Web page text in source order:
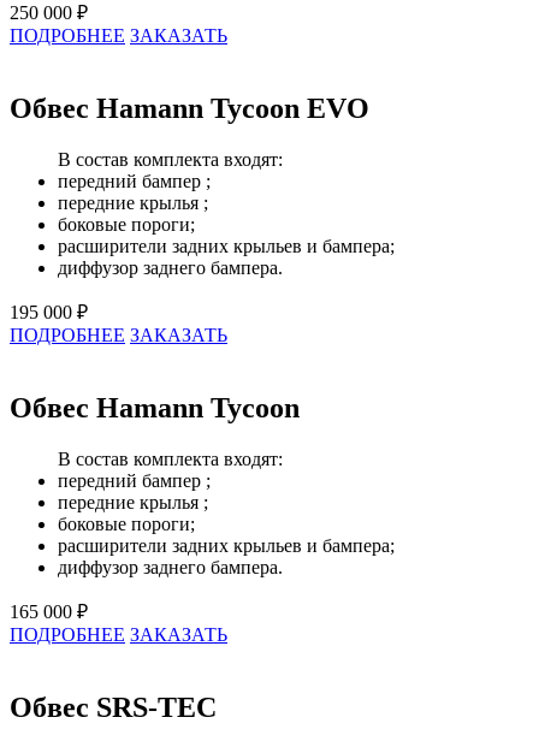
250 000 ₽
ПОДРОБНЕЕ ЗАКАЗАТЬ
Обвес Hamann Tycoon EVO
В состав комплекта входят:
передний бампер ;
передние крылья ;
боковые пороги;
расширители задних крыльев и бампера;
диффузор заднего бампера.
195 000 ₽
ПОДРОБНЕЕ ЗАКАЗАТЬ
Обвес Hamann Tycoon
В состав комплекта входят:
передний бампер ;
передние крылья ;
боковые пороги;
расширители задних крыльев и бампера;
диффузор заднего бампера.
165 000 ₽
ПОДРОБНЕЕ ЗАКАЗАТЬ
Обвес SRS-TEC